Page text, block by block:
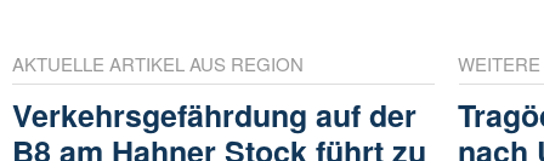
AKTUELLE ARTIKEL AUS REGION
Verkehrsgefährdung auf der
B8 am Hahner Stock führt zu
nach